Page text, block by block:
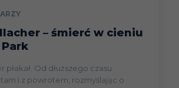
– śmierć w cieniu
Park
płakał. Od dłuższego czasu
tam i z powrotem, rozmyślając o